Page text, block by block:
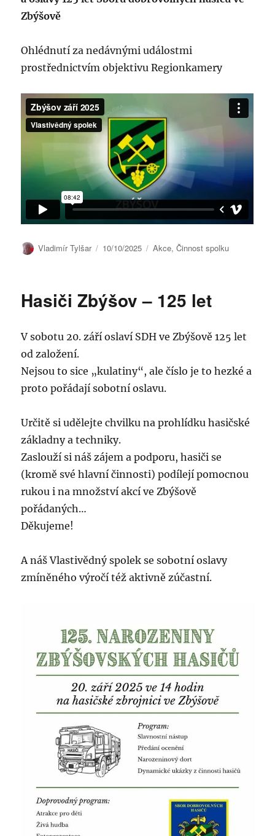
Zbýšově
Ohlédnutí za nedávnými událostmi
prostřednictvím objektivu Regionkamery
Autor:
Vladimír Tylšar Publikováno:
10/10/2025 Rubriky:
Akce,Činnost spolku
Hasiči Zbýšov – 125 let
V sobotu 20. září oslaví SDH ve Zbýšově 125 let
od založení.
Nejsou to sice „kulatiny“, ale číslo je to hezké a
proto pořádají sobotní oslavu.
Určitě si udělejte chvilku na prohlídku hasičské
základny a techniky.
Zaslouží si náš zájem a podporu, hasiči se
(kromě své hlavní činnosti) podílejí pomocnou
rukou i na množství akcí ve Zbýšově
pořádaných…
Děkujeme!
A náš Vlastivědný spolek se sobotní oslavy
zmíněného výročí též aktivně zúčastní.